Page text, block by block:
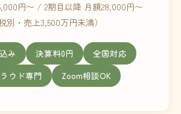
円〜 / 2期目以降 月額28,000円〜
税別・売上3,500万円未満）
み 決算料0円
全国対応
ウド専門
Zoom相談OK